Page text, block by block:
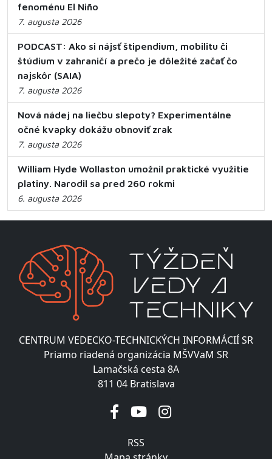
fenoménu El Niño
7. augusta 2026
PODCAST: Ako si nájsť štipendium, mobilitu či
štúdium v zahraničí a prečo je dôležité začať čo
najskôr (SAIA)
7. augusta 2026
Nová nádej na liečbu slepoty? Experimentálne
očné kvapky dokážu obnoviť zrak
7. augusta 2026
William Hyde Wollaston umožnil praktické využitie
platiny. Narodil sa pred 260 rokmi
6. augusta 2026
CENTRUM VEDECKO-TECHNICKÝCH INFORMÁCIÍ SR
Priamo riadená organizácia MŠVVaM SR
Lamačská cesta 8A
811 04 Bratislava
RSS